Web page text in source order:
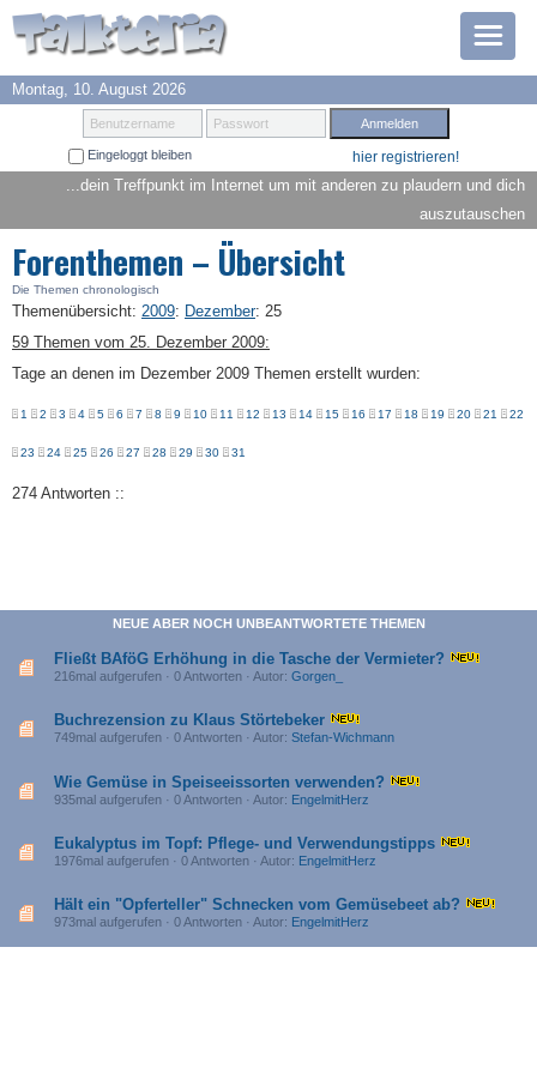
Prämien
Suche
Anmelden
Montag, 10. August 2026
Benutzername Passwort
Eingeloggt bleiben hier registrieren!
...dein Treffpunkt im Internet um mit anderen zu plaudern und dich
auszutauschen
Forenthemen – Übersicht
Die Themen chronologisch
Themenübersicht: 2009: Dezember: 25
59 Themen vom 25. Dezember 2009:
Tage an denen im Dezember 2009 Themen erstellt wurden:
1 2 3 4 5 6 7 8 9 10 11 12 13 14 15 16 17 18 19 20 21 22
23 24 25 26 27 28 29 30 31
274 Antworten ::
NEUE ABER NOCH UNBEANTWORTETE THEMEN
Fließt BAföG Erhöhung in die Tasche der Vermieter?
216mal aufgerufen · 0 Antworten · Autor: Gorgen_
Buchrezension zu Klaus Störtebeker
749mal aufgerufen · 0 Antworten · Autor: Stefan-Wichmann
Wie Gemüse in Speiseeissorten verwenden?
935mal aufgerufen · 0 Antworten · Autor: EngelmitHerz
Eukalyptus im Topf: Pflege- und Verwendungstipps
1976mal aufgerufen · 0 Antworten · Autor: EngelmitHerz
Hält ein "Opferteller" Schnecken vom Gemüsebeet ab?
973mal aufgerufen · 0 Antworten · Autor: EngelmitHerz